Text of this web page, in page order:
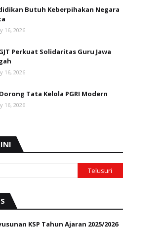
Butuh Keberpihakan Negara
16, 2026
Perkuat Solidaritas Guru Jawa
16, 2026
Dorong Tata Kelola PGRI Modern
16, 2026
KSP Tahun Ajaran 2025/2026